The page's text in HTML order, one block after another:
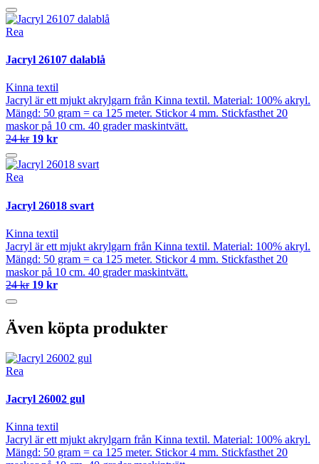
Rea
Jacryl 26107 dalablå
Kinna textil
Jacryl är ett mjukt akrylgarn från Kinna textil. Material: 100% akryl.
Mängd: 50 gram = ca 125 meter. Stickor 4 mm. Stickfasthet 20
maskor på 10 cm. 40 grader maskintvätt.
24 kr 19 kr
Rea
Jacryl 26018 svart
Kinna textil
Jacryl är ett mjukt akrylgarn från Kinna textil. Material: 100% akryl.
Mängd: 50 gram = ca 125 meter. Stickor 4 mm. Stickfasthet 20
maskor på 10 cm. 40 grader maskintvätt.
24 kr 19 kr
Även köpta produkter
Rea
Jacryl 26002 gul
Kinna textil
Jacryl är ett mjukt akrylgarn från Kinna textil. Material: 100% akryl.
Mängd: 50 gram = ca 125 meter. Stickor 4 mm. Stickfasthet 20